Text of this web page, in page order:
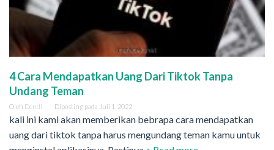
4 Cara Mendapatkan Uang Dari Tiktok Tanpa
Undang Teman
Oleh Dendi Diposting pada Juli 1, 2022
kali ini kami akan memberikan bebrapa cara mendapatkan
uang dari tiktok tanpa harus mengundang teman kamu untuk